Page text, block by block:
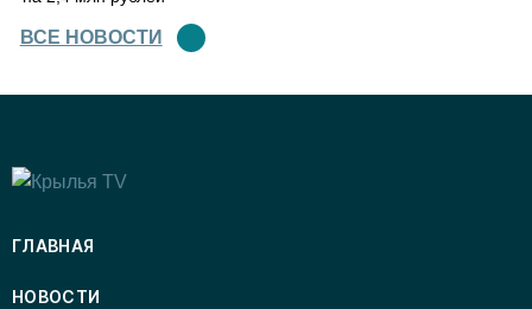
ВСЕ НОВОСТИ
ГЛАВНАЯ
НОВОСТИ